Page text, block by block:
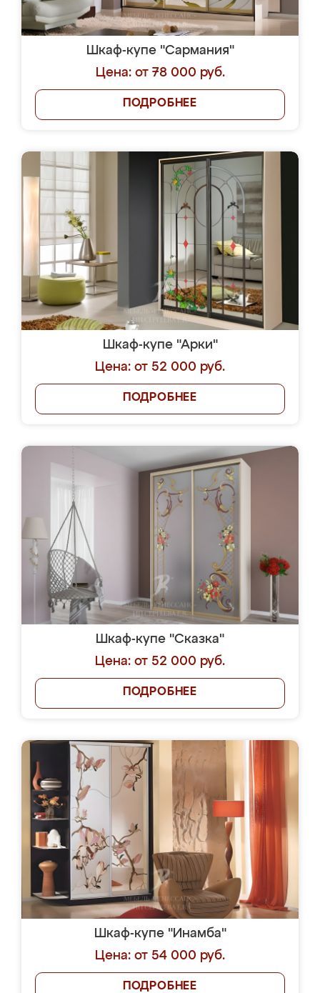
Шкаф-купе "Сармания"
Цена: от 78 000 руб.
ПОДРОБНЕЕ
Шкаф-купе "Арки"
Цена: от 52 000 руб.
ПОДРОБНЕЕ
Шкаф-купе "Сказка"
Цена: от 52 000 руб.
ПОДРОБНЕЕ
Шкаф-купе "Инамба"
Цена: от 54 000 руб.
ПОДРОБНЕЕ